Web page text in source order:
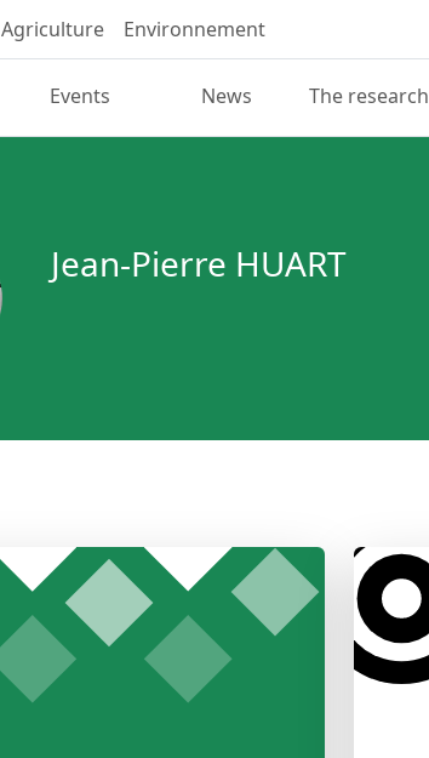
Agriculture Environnement
Events News The research
Jean-Pierre HUART